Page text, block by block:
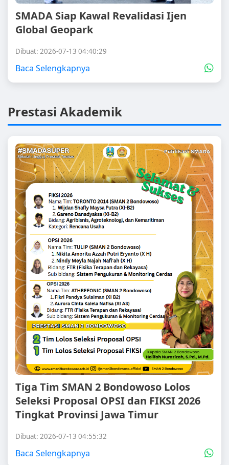
SMADA Siap Kawal Revalidasi Ijen
Global Geopark
Dibuat: 2026-07-13 04:40:29
Baca Selengkapnya
Prestasi Akademik
Tiga Tim SMAN 2 Bondowoso Lolos
Seleksi Proposal OPSI dan FIKSI 2026
Tingkat Provinsi Jawa Timur
Dibuat: 2026-07-13 04:55:32
Baca Selengkapnya